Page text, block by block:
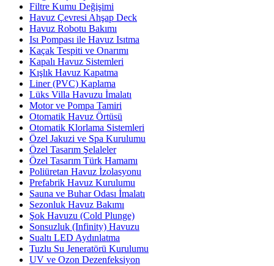
Filtre Kumu Değişimi
Havuz Çevresi Ahşap Deck
Havuz Robotu Bakımı
Isı Pompası ile Havuz Isıtma
Kaçak Tespiti ve Onarımı
Kapalı Havuz Sistemleri
Kışlık Havuz Kapatma
Liner (PVC) Kaplama
Lüks Villa Havuzu İmalatı
Motor ve Pompa Tamiri
Otomatik Havuz Örtüsü
Otomatik Klorlama Sistemleri
Özel Jakuzi ve Spa Kurulumu
Özel Tasarım Şelaleler
Özel Tasarım Türk Hamamı
Poliüretan Havuz İzolasyonu
Prefabrik Havuz Kurulumu
Sauna ve Buhar Odası İmalatı
Sezonluk Havuz Bakımı
Şok Havuzu (Cold Plunge)
Sonsuzluk (Infinity) Havuzu
Sualtı LED Aydınlatma
Tuzlu Su Jeneratörü Kurulumu
UV ve Ozon Dezenfeksiyon